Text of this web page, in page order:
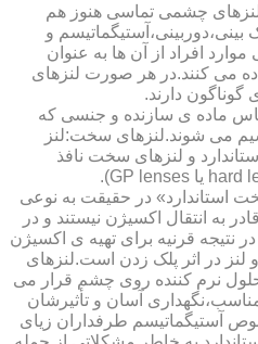
چشمی تماسی هنوز هم
و
افراد از آن ها به عنوان
می کنند.در هر صورت لنزهای
دارند.
ماده ی سازنده و جنسی که
می شوند.لنزهای سخت:لنز
و لنزهای سخت نافذ
استاندارد» در حقیقت به نوعی
به انتقال اکسیژن نیستند و در
در نتیجه قرنیه برای تهیه ی اکسیژن
لنز در اثر پلک زدن است.لنزهای
نرم کننده روی چشم قرار می
آسان و تأثیرشان
آستیگماتیسم طرفداران زیای